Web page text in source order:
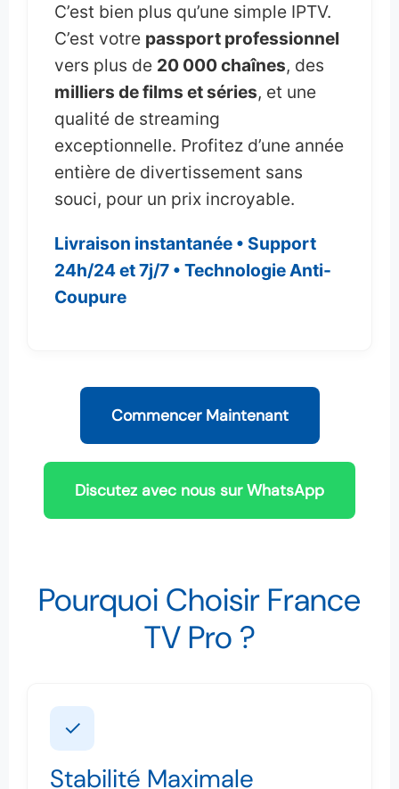
C’est bien plus qu’une simple IPTV.
C’est votre passport professionnel
vers plus de 20 000 chaînes, des
milliers de films et séries, et une
qualité de streaming
exceptionnelle. Profitez d’une année
entière de divertissement sans
souci, pour un prix incroyable.
Livraison instantanée • Support
24h/24 et 7j/7 • Technologie Anti-
Coupure
Commencer Maintenant
Discutez avec nous sur WhatsApp
Pourquoi Choisir France
TV Pro ?
✓
Stabilité Maximale